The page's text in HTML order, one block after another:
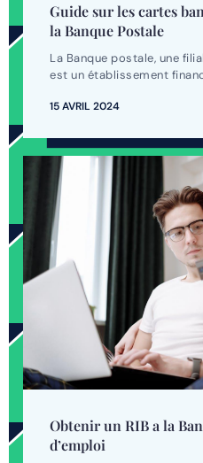
Guide sur les cartes
la Banque Postale
La Banque postale, une
est un établissement
15 AVRIL 2024
Obtenir un RIB a la
d’emploi